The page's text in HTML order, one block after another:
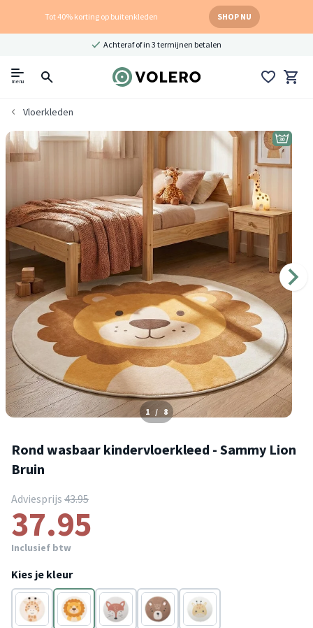
Tot 40% korting op buitenkleden SHOP NU
Achteraf of in 3 termijnen betalen
menu
Vloerkleden
1 / 8
Rond wasbaar kindervloerkleed - Sammy Lion
Bruin
Adviesprijs 43.95
37.95
Inclusief btw
Kies je kleur